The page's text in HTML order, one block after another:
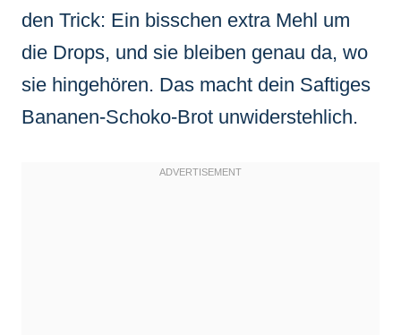
den Trick: Ein bisschen extra Mehl um
die Drops, und sie bleiben genau da, wo
sie hingehören. Das macht dein Saftiges
Bananen-Schoko-Brot unwiderstehlich.